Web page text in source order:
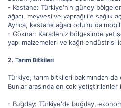
- Kestane: Türkiye'nin güney
ağacı, meyvesi ve yaprağı ile sağlık
Ayrıca, kestane ağacı odunu da
- Göknar: Karadeniz bölgesinde
yapı malzemeleri ve kağıt endüstrisi
2. Tarım Bitkileri
Türkiye, tarım bitkileri bakımından
Bunlar arasında en çok yetiştirilenler
- Buğday: Türkiye'de buğday,